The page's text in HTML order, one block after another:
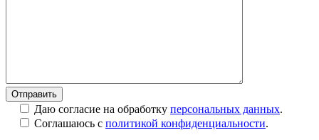
Даю согласие на обработку персональных данных.
Соглашаюсь с политикой конфиденциальности.